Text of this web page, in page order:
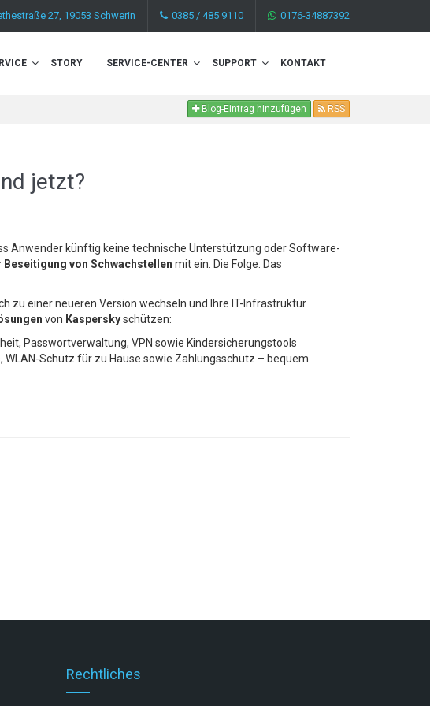
27, 19053 Schwerin 0385 / 485 9110 0176-34887392
STORY SERVICE-CENTER SUPPORT KONTAKT
Blog-Eintrag hinzufügen RSS
jetzt?
Anwender künftig keine technische Unterstützung oder Software-
Beseitigung von Schwachstellen mit ein. Die Folge: Das
zu einer neueren Version wechseln und Ihre IT-Infrastruktur
von Kasperskyschützen:
Passwortverwaltung, VPN sowie Kindersicherungstools
Schutz für zu Hause sowie Zahlungsschutz – bequem
Rechtliches